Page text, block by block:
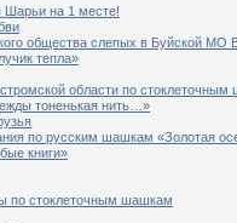
Шарьи на 1 месте!
общества слепых в Буйской МО
тепла»
области по
тоненькая нить…»
по русским шашкам «Золотая
книги»
по стоклеточным шашкам